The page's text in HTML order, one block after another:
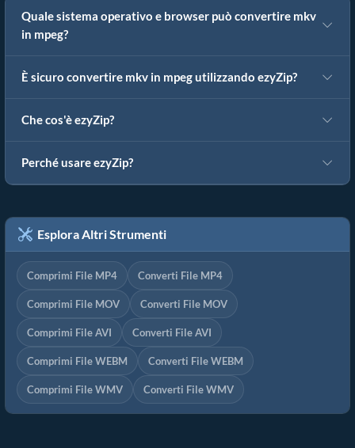
Quale sistema operativo e browser può convertire mkv
in mpeg?
È sicuro convertire mkv in mpeg utilizzando ezyZip?
Che cos'è ezyZip?
Perché usare ezyZip?
Esplora Altri Strumenti
Comprimi File MP4 Converti File MP4
Comprimi File MOV Converti File MOV
Comprimi File AVI Converti File AVI
Comprimi File WEBM Converti File WEBM
Comprimi File WMV Converti File WMV